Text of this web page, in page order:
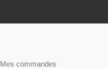
Mes commandes